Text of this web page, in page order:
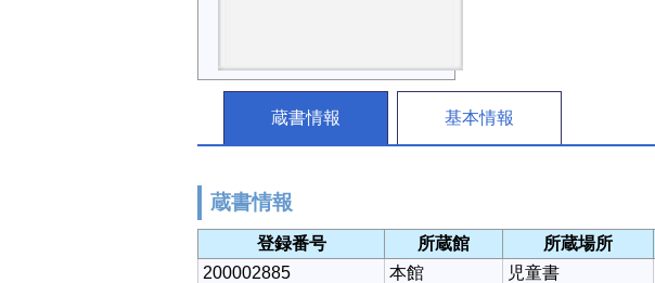
蔵書情報 基本情報
蔵書情報
登録番号 所蔵館 所蔵場所
200002885
本館 児童書